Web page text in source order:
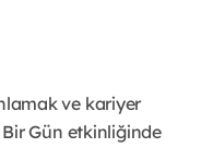
ve kariyer
Bir Gün etkinliğinde